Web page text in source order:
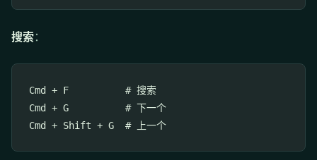
搜索：
Cmd + F          # 搜索
Cmd + G          # 下一个